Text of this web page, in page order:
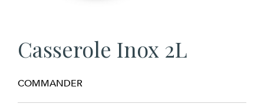
Casserole Inox 2L
COMMANDER